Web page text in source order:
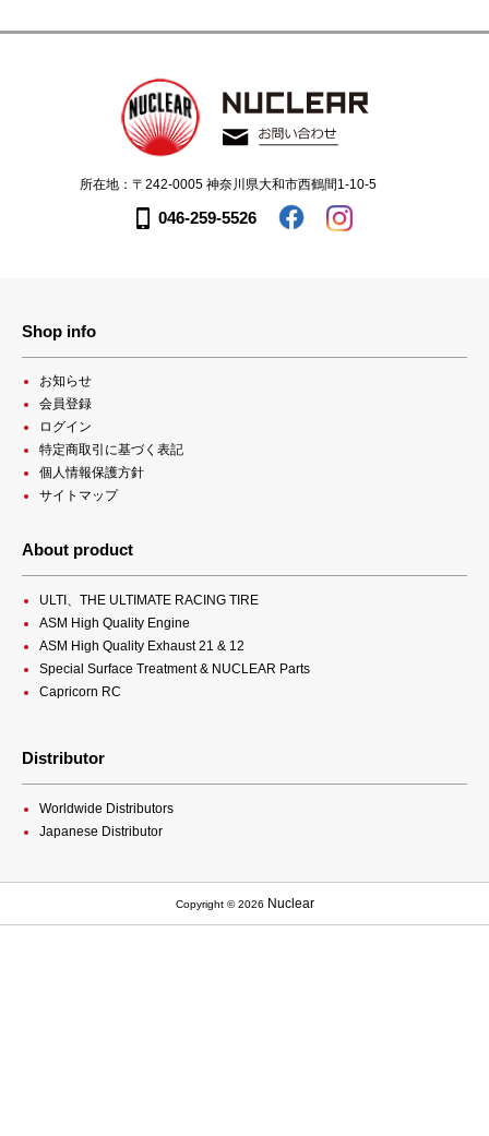
所在地：〒242-0005 神奈川県大和市西鶴間1-10-5
046-259-5526
Shop info
お知らせ
会員登録
ログイン
特定商取引に基づく表記
個人情報保護方針
サイトマップ
About product
ULTI、THE ULTIMATE RACING TIRE
ASM High Quality Engine
ASM High Quality Exhaust 21 & 12
Special Surface Treatment & NUCLEAR Parts
Capricorn RC
Distributor
Worldwide Distributors
Japanese Distributor
Copyright © 2026 Nuclear